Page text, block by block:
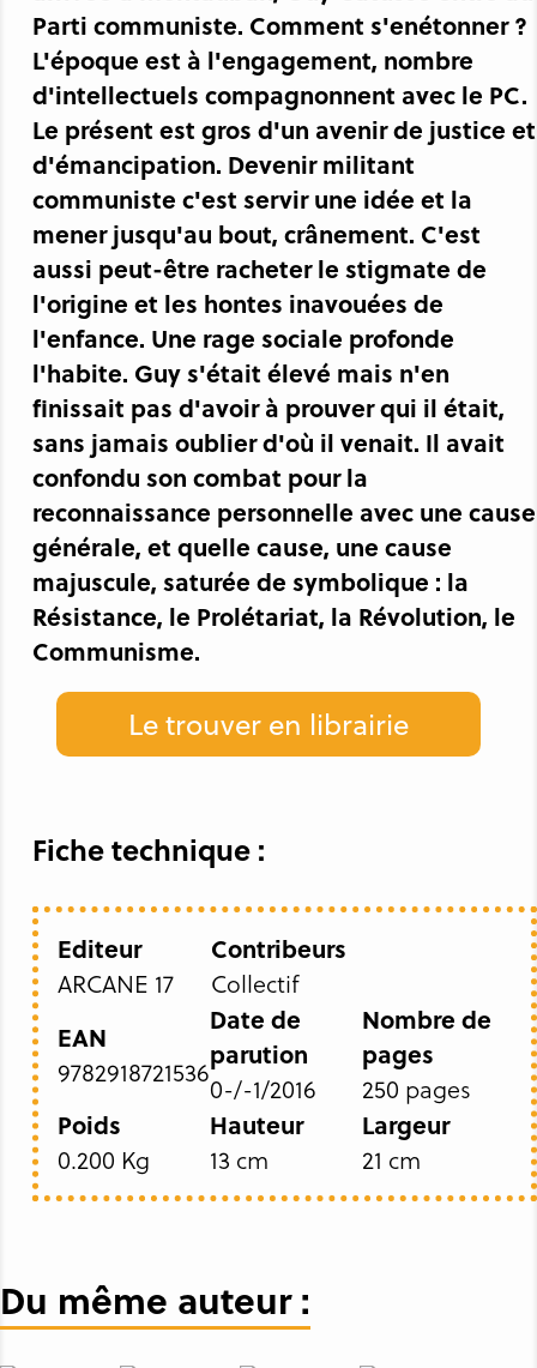
Parti communiste. Comment s'enétonner ?
L'époque est à l'engagement, nombre
d'intellectuels compagnonnent avec le PC.
Le présent est gros d'un avenir de justice et
d'émancipation. Devenir militant
communiste c'est servir une idée et la
mener jusqu'au bout, crânement. C'est
aussi peut-être racheter le stigmate de
l'origine et les hontes inavouées de
l'enfance. Une rage sociale profonde
l'habite. Guy s'était élevé mais n'en
finissait pas d'avoir à prouver qui il était,
sans jamais oublier d'où il venait. Il avait
confondu son combat pour la
reconnaissance personnelle avec une cause
générale, et quelle cause, une cause
majuscule, saturée de symbolique : la
Résistance, le Prolétariat, la Révolution, le
Communisme.
Le trouver en librairie
Fiche technique :
Editeur
ARCANE 17
Contribeurs
Collectif
EAN
9782918721536
Date de
parution
0-/-1/2016
Nombre de
pages
250 pages
Poids
0.200 Kg
Hauteur
13 cm
Largeur
21 cm
Du même auteur :